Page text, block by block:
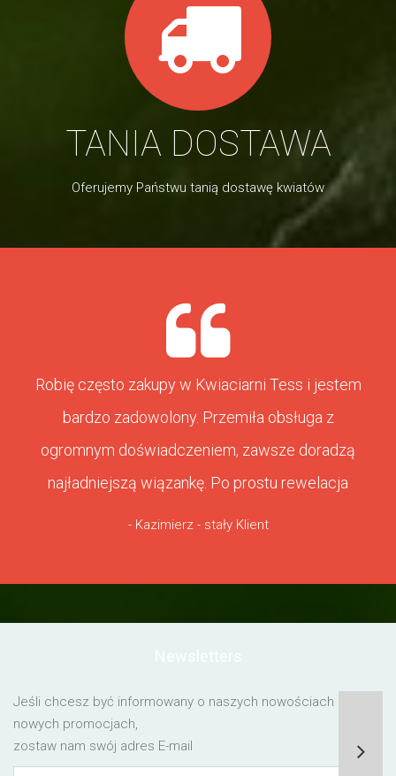
TANIA DOSTAWA
Oferujemy Państwu tanią dostawę kwiatów
Robię często zakupy w Kwiaciarni Tess i jestem
bardzo zadowolony. Przemiła obsługa z
ogromnym doświadczeniem, zawsze doradzą
najładniejszą wiązankę. Po prostu rewelacja
- Kazimierz - stały Klient
Jeśli chcesz być informowany o naszych nowościach lub o
nowych promocjach,
zostaw nam swój adres E-mail